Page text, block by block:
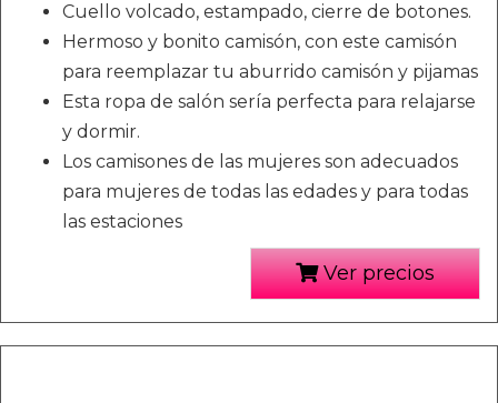
Cuello volcado, estampado, cierre de botones.
Hermoso y bonito camisón, con este camisón
para reemplazar tu aburrido camisón y pijamas
Esta ropa de salón sería perfecta para relajarse
y dormir.
Los camisones de las mujeres son adecuados
para mujeres de todas las edades y para todas
las estaciones
Ver precios